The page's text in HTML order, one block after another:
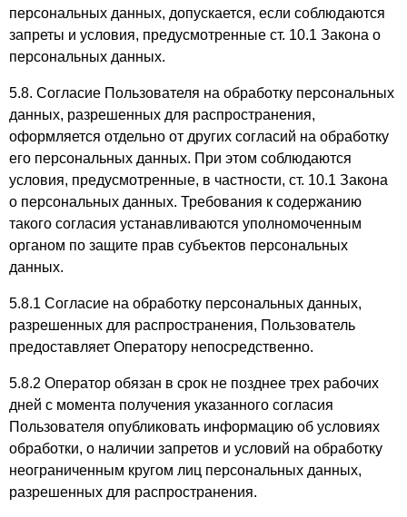
персональных данных, допускается, если соблюдаются
запреты и условия, предусмотренные ст. 10.1 Закона о
персональных данных.
5.8. Согласие Пользователя на обработку персональных
данных, разрешенных для распространения,
оформляется отдельно от других согласий на обработку
его персональных данных. При этом соблюдаются
условия, предусмотренные, в частности, ст. 10.1 Закона
о персональных данных. Требования к содержанию
такого согласия устанавливаются уполномоченным
органом по защите прав субъектов персональных
данных.
5.8.1 Согласие на обработку персональных данных,
разрешенных для распространения, Пользователь
предоставляет Оператору непосредственно.
5.8.2 Оператор обязан в срок не позднее трех рабочих
дней с момента получения указанного согласия
Пользователя опубликовать информацию об условиях
обработки, о наличии запретов и условий на обработку
неограниченным кругом лиц персональных данных,
разрешенных для распространения.